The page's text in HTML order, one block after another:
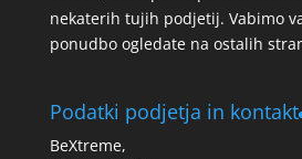
nekaterih tujih podjetij. Vabimo
ponudbo ogledate na ostalih
Podatki podjetja in kontakt
BeXtreme,